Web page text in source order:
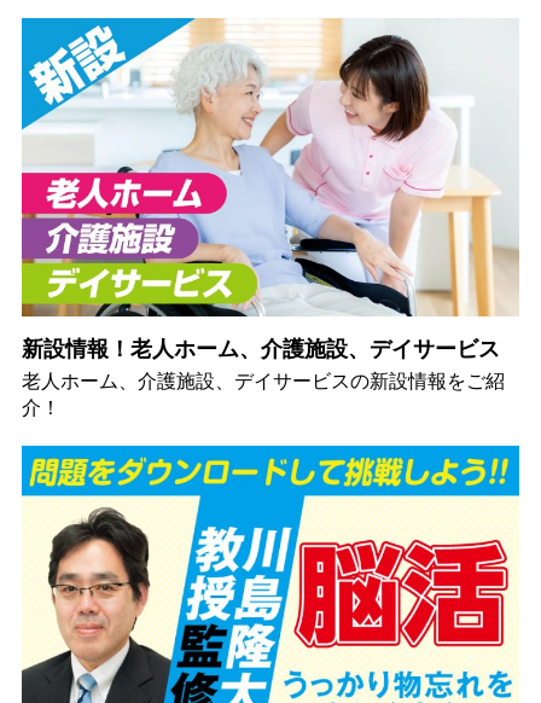
新設情報！老人ホーム、介護施設、デイサービス
老人ホーム、介護施設、デイサービスの新設情報をご紹
介！